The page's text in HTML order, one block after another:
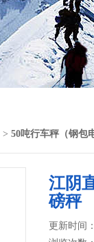
> 50吨行车秤（钢包
江阴
磅秤
更新时间